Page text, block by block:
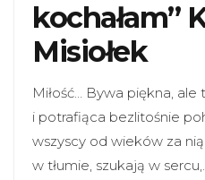
kochałam”
Misiołek
Miłość… Bywa piękna,
i potrafiąca bezlitośnie
wszyscy od wieków za
w tłumie, szukają w